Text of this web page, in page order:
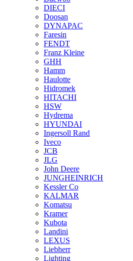
DIECI
Doosan
DYNAPAC
Faresin
FENDT
Franz Kleine
GHH
Hamm
Haulotte
Hidromek
HITACHI
HSW
Hydrema
HYUNDAI
Ingersoll Rand
Iveco
JCB
JLG
John Deere
JUNGHEINRICH
Kessler Co
KALMAR
Komatsu
Kramer
Kubota
Landini
LEXUS
Liebherr
Lighting